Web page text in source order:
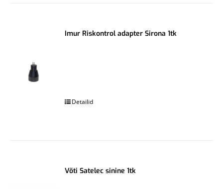
Imur Riskontrol adapter Sirona 1tk
Detailid
Võti Satelec sinine 1tk